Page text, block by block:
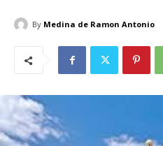
By Medina de Ramon Antonio